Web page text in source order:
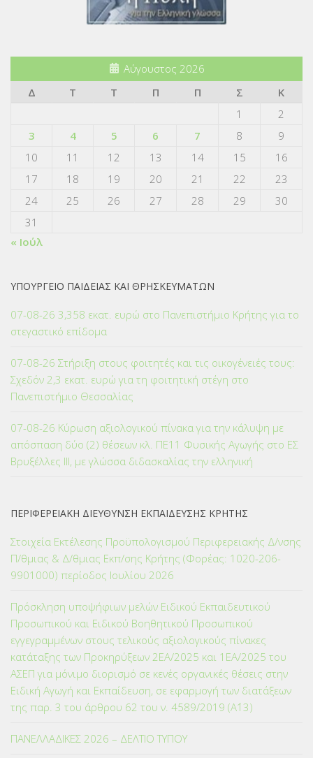
Αύγουστος 2026
Δ
Τ Τ Π Π Σ
Κ
1
2
3
4 5 6 7 8
9
10
11 12 13 14 15
16
17
18 19 20 21 22
23
24
25 26 27 28 29
30
31
« Ιούλ
ΥΠΟΥΡΓΕΙΟ ΠΑΙΔΕΙΑΣ ΚΑΙ ΘΡΗΣΚΕΥΜΑΤΩΝ
07-08-26 3,358 εκατ. ευρώ στο Πανεπιστήμιο Κρήτης για το
στεγαστικό επίδομα
07-08-26 Στήριξη στους φοιτητές και τις οικογένειές τους:
Σχεδόν 2,3 εκατ. ευρώ για τη φοιτητική στέγη στο
Πανεπιστήμιο Θεσσαλίας
07-08-26 Κύρωση αξιολογικού πίνακα για την κάλυψη με
απόσπαση δύο (2) θέσεων κλ. ΠΕ11 Φυσικής Αγωγής στο ΕΣ
Βρυξέλλες ΙΙΙ, με γλώσσα διδασκαλίας την ελληνική
ΠΕΡΙΦΕΡΕΙΑΚΗ ΔΙΕΥΘΥΝΣΗ ΕΚΠΑΙΔΕΥΣΗΣ ΚΡΗΤΗΣ
Στοιχεία Εκτέλεσης Προϋπολογισμού Περιφερειακής Δ/νσης
Π/θμιας & Δ/θμιας Εκπ/σης Κρήτης (Φορέας: 1020-206-
9901000) περίοδος Ιουλίου 2026
Πρόσκληση υποψήφιων μελών Ειδικού Εκπαιδευτικού
Προσωπικού και Ειδικού Βοηθητικού Προσωπικού
εγγεγραμμένων στους τελικούς αξιολογικούς πίνακες
κατάταξης των Προκηρύξεων 2ΕΑ/2025 και 1ΕΑ/2025 του
ΑΣΕΠ για μόνιμο διορισμό σε κενές οργανικές θέσεις στην
Ειδική Αγωγή και Εκπαίδευση, σε εφαρμογή των διατάξεων
της παρ. 3 του άρθρου 62 του ν. 4589/2019 (Α΄13)
ΠΑΝΕΛΛΑΔΙΚΕΣ 2026 – ΔΕΛΤΙΟ ΤΥΠΟΥ